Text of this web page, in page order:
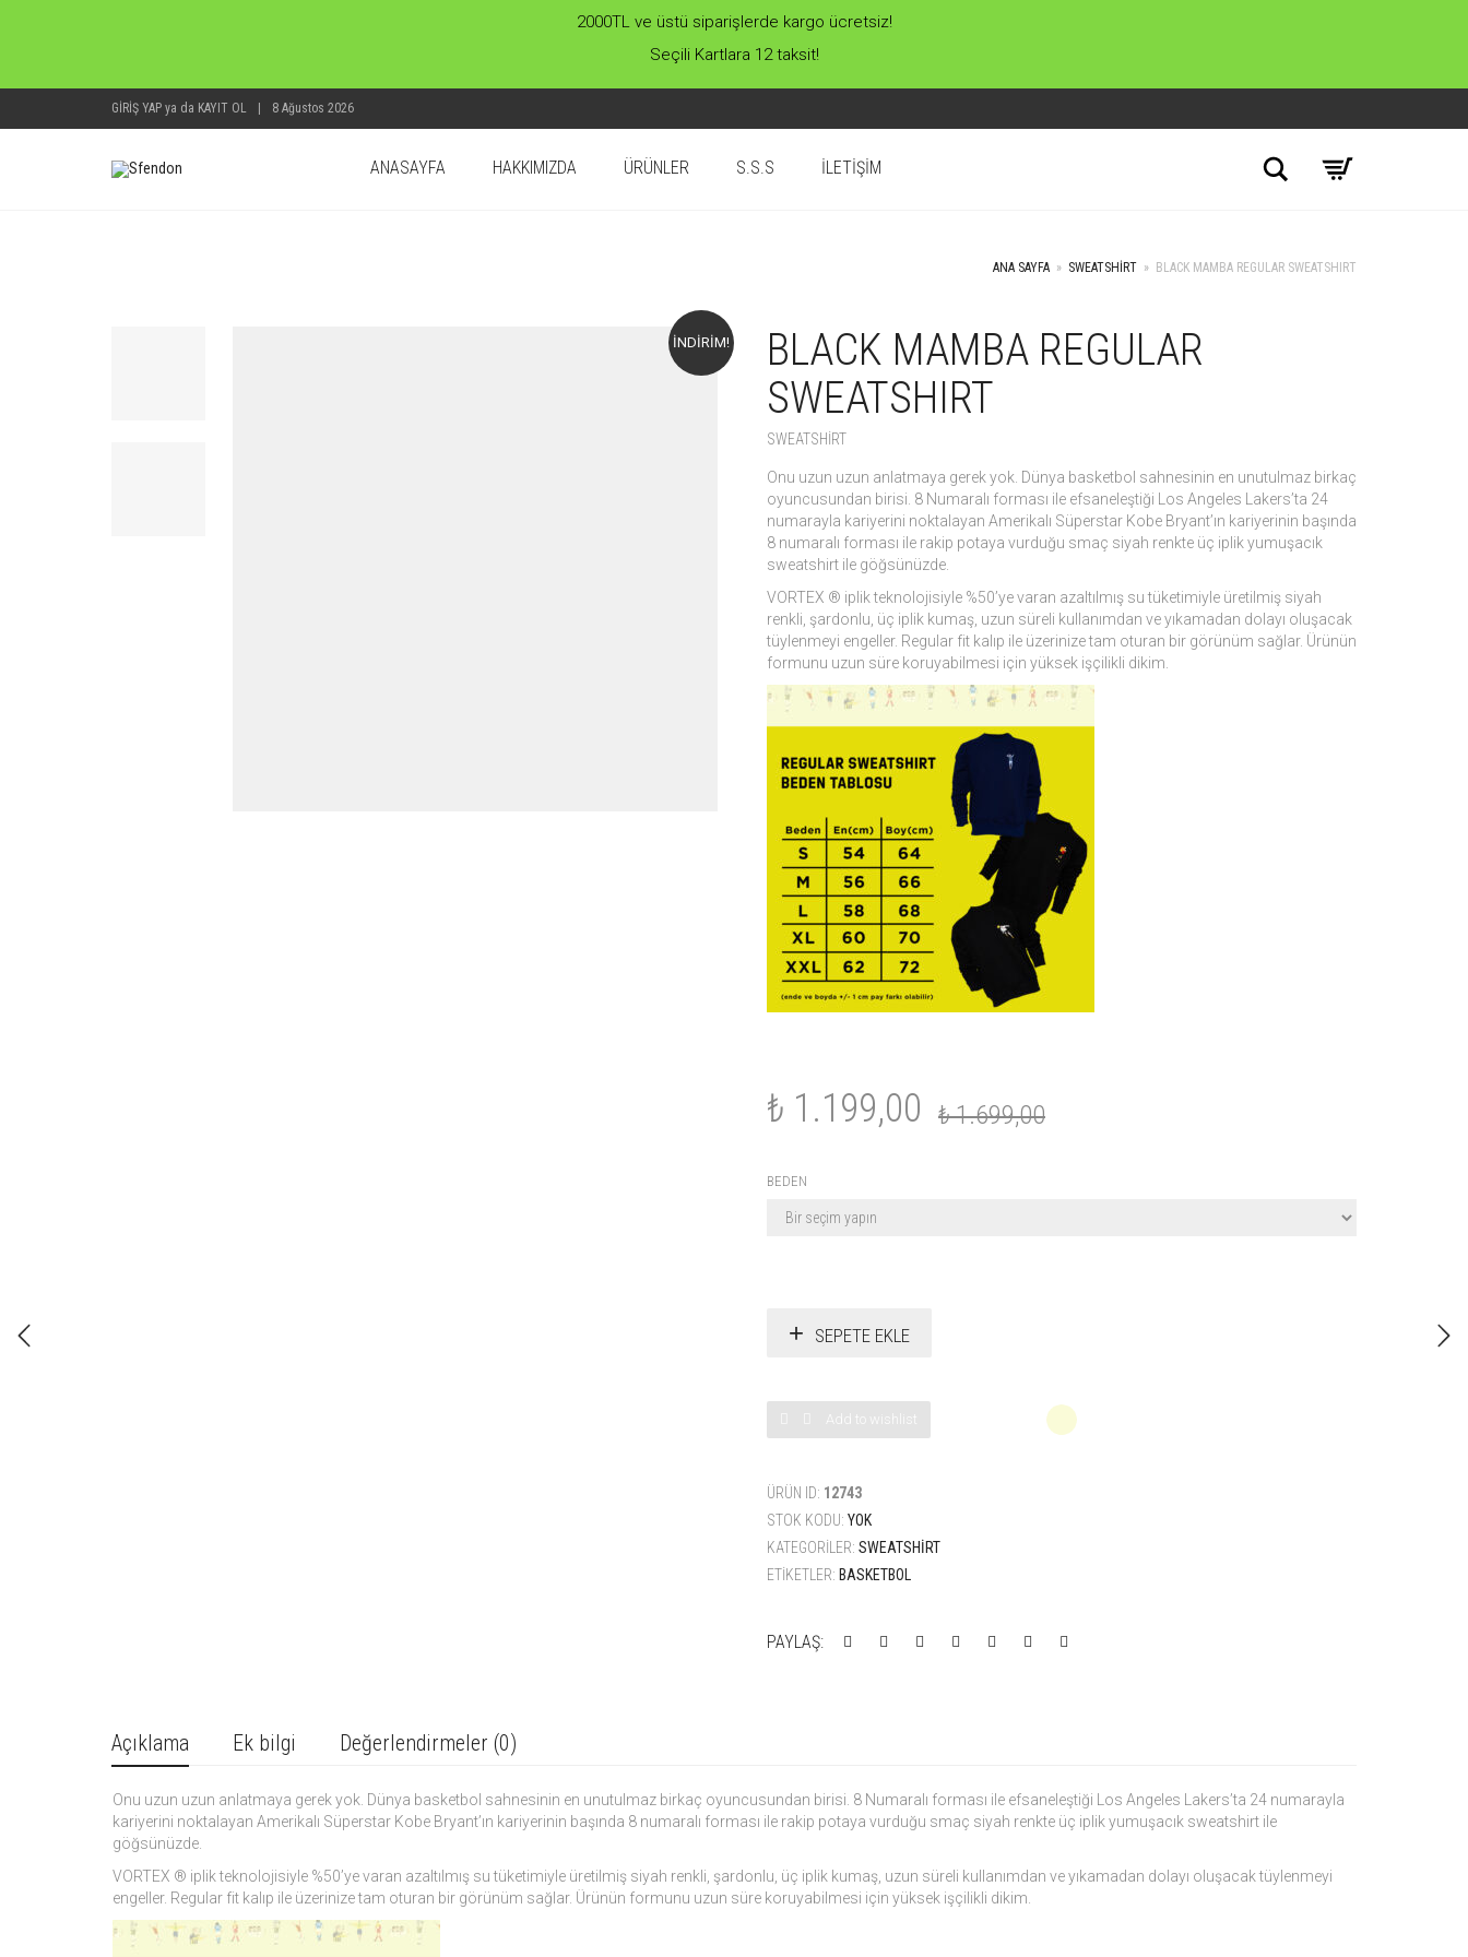
2000TL ve üstü siparişlerde kargo ücretsiz!
Seçili Kartlara 12 taksit!
GIRIŞ YAP ya da KAYIT OL 8 Ağustos 2026
ANASAYFA HAKKIMIZDA ÜRÜNLER S.S.S İLETIŞIM Search
ANA SAYFA » SWEATSHIRT » BLACK MAMBA REGULAR SWEATSHIRT
İNDIRIM!
BLACK MAMBA REGULAR
SWEATSHIRT
SWEATSHIRT
Onu uzun uzun anlatmaya gerek yok. Dünya basketbol sahnesinin en unutulmaz birkaç
oyuncusundan birisi. 8 Numaralı forması ile efsaneleştiği Los Angeles Lakers’ta 24
numarayla kariyerini noktalayan Amerikalı Süperstar Kobe Bryant’ın kariyerinin başında
8 numaralı forması ile rakip potaya vurduğu smaç siyah renkte üç iplik yumuşacık
sweatshirt ile göğsünüzde.
VORTEX ® iplik teknolojisiyle %50’ye varan azaltılmış su tüketimiyle üretilmiş siyah
renkli, şardonlu, üç iplik kumaş, uzun süreli kullanımdan ve yıkamadan dolayı oluşacak
tüylenmeyi engeller. Regular fit kalıp ile üzerinize tam oturan bir görünüm sağlar. Ürünün
formunu uzun süre koruyabilmesi için yüksek işçilikli dikim.
₺1.699,00
₺ 1.199,00
BEDEN
SEPETE EKLE
Add to wishlist
ÜRÜN ID: 12743
STOK KODU: YOK
KATEGORILER: SWEATSHIRT
ETIKETLER: BASKETBOL
PAYLAŞ:
Açıklama Ek bilgi Değerlendirmeler (0)
Onu uzun uzun anlatmaya gerek yok. Dünya basketbol sahnesinin en unutulmaz birkaç oyuncusundan birisi. 8 Numaralı forması ile efsaneleştiği Los Angeles Lakers’ta 24 numarayla
kariyerini noktalayan Amerikalı Süperstar Kobe Bryant’ın kariyerinin başında 8 numaralı forması ile rakip potaya vurduğu smaç siyah renkte üç iplik yumuşacık sweatshirt ile
göğsünüzde.
VORTEX ® iplik teknolojisiyle %50’ye varan azaltılmış su tüketimiyle üretilmiş siyah renkli, şardonlu, üç iplik kumaş, uzun süreli kullanımdan ve yıkamadan dolayı oluşacak tüylenmeyi
engeller. Regular fit kalıp ile üzerinize tam oturan bir görünüm sağlar. Ürünün formunu uzun süre koruyabilmesi için yüksek işçilikli dikim.